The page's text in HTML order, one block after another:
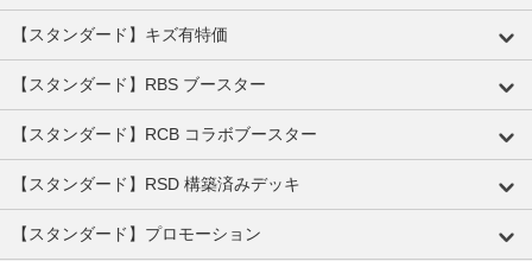
【スタンダード】キズ有特価
【スタンダード】RBS ブースター
【スタンダード】RCB コラボブースター
【スタンダード】RSD 構築済みデッキ
【スタンダード】プロモーション